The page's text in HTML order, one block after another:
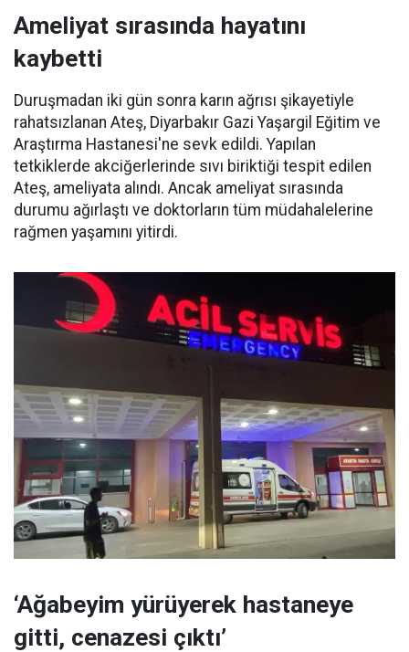
Ameliyat sırasında hayatını
kaybetti
Duruşmadan iki gün sonra karın ağrısı şikayetiyle
rahatsızlanan Ateş, Diyarbakır Gazi Yaşargil Eğitim ve
Araştırma Hastanesi'ne sevk edildi. Yapılan
tetkiklerde akciğerlerinde sıvı biriktiği tespit edilen
Ateş, ameliyata alındı. Ancak ameliyat sırasında
durumu ağırlaştı ve doktorların tüm müdahalelerine
rağmen yaşamını yitirdi.
‘Ağabeyim yürüyerek hastaneye
gitti, cenazesi çıktı’